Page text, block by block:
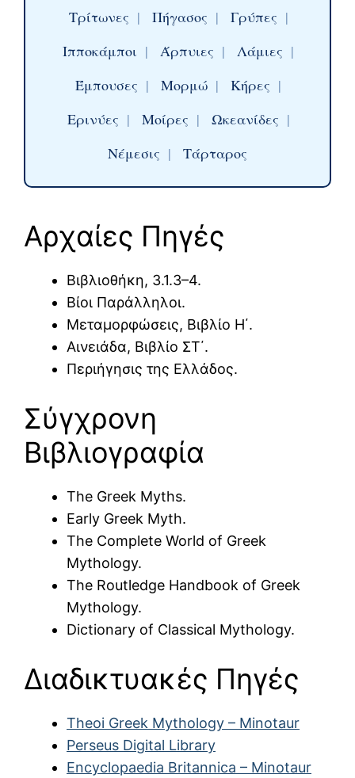
Τρίτωνες | Πήγασος | Γρύπες |
Ιπποκάμποι | Άρπυιες | Λάμιες |
Έμπουσες | Μορμώ | Κήρες |
Ερινύες | Μοίρες | Ωκεανίδες |
Νέμεσις | Τάρταρος
Αρχαίες Πηγές
Βιβλιοθήκη, 3.1.3–4.
Βίοι Παράλληλοι.
Μεταμορφώσεις, Βιβλίο Η΄.
Αινειάδα, Βιβλίο ΣΤ΄.
Περιήγησις της Ελλάδος.
Σύγχρονη
Βιβλιογραφία
The Greek Myths.
Early Greek Myth.
The Complete World of Greek
Mythology.
The Routledge Handbook of Greek
Mythology.
Dictionary of Classical Mythology.
Διαδικτυακές Πηγές
Theoi Greek Mythology – Minotaur
Perseus Digital Library
Encyclopaedia Britannica – Minotaur